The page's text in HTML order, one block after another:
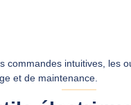
commandes intuitives, les
et de maintenance.